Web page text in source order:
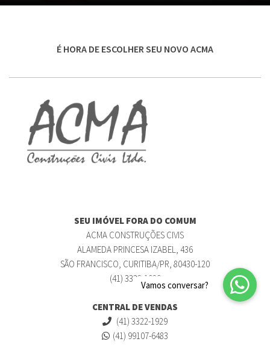
É HORA DE ESCOLHER SEU NOVO ACMA
SEU IMÓVEL FORA DO COMUM
ACMA CONSTRUÇÕES CIVIS
ALAMEDA PRINCESA IZABEL, 436
SÃO FRANCISCO, CURITIBA/PR, 80430-120
(41) 3322-1929
CENTRAL DE VENDAS
(41) 3322-1929
(41) 99107-6483